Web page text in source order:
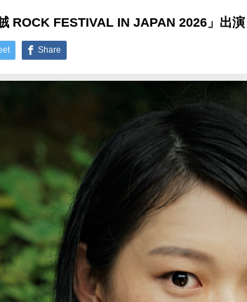
賊 ROCK FESTIVAL IN JAPAN 2026」出演
Share